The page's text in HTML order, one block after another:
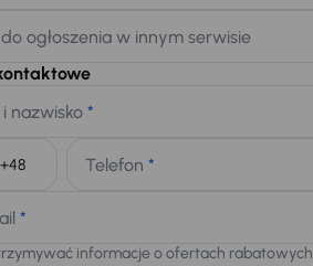
ogłoszenia w innym serwisie
nazwisko *
Telefon *
*
informacje o ofertach rabatowych